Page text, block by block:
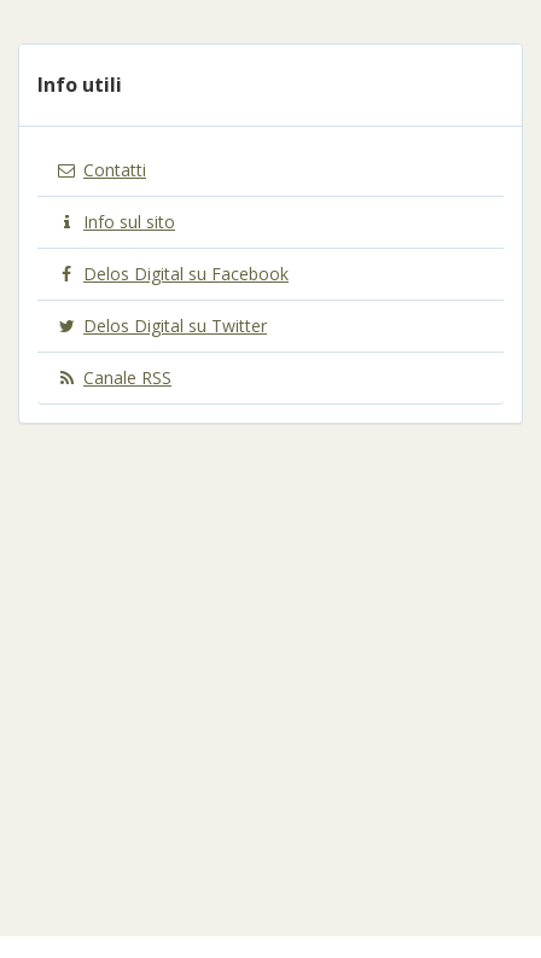
Info utili
Contatti
Info sul sito
Delos Digital su Facebook
Delos Digital su Twitter
Canale RSS